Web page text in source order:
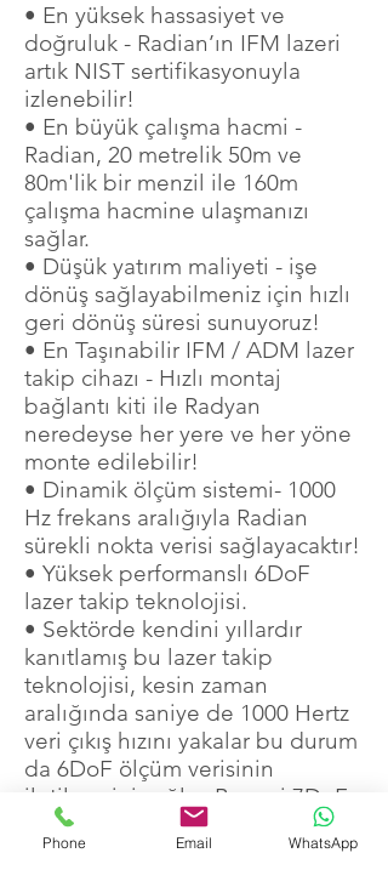
• En yüksek hassasiyet ve
doğruluk - Radian’ın IFM lazeri
artık NIST sertifikasyonuyla
izlenebilir!
• En büyük çalışma hacmi -
Radian, 20 metrelik 50m ve
80m'lik bir menzil ile 160m
çalışma hacmine ulaşmanızı
sağlar.
• Düşük yatırım maliyeti - işe
dönüş sağlayabilmeniz için hızlı
geri dönüş süresi sunuyoruz!
• En Taşınabilir IFM / ADM lazer
takip cihazı - Hızlı montaj
bağlantı kiti ile Radyan
neredeyse her yere ve her yöne
monte edilebilir!
• Dinamik ölçüm sistemi- 1000
Hz frekans aralığıyla Radian
sürekli nokta verisi sağlayacaktır!
• Yüksek performanslı 6DoF
lazer takip teknolojisi.
• Sektörde kendini yıllardır
kanıtlamış bu lazer takip
teknolojisi, kesin zaman
aralığında saniye de 1000 Hertz
veri çıkış hızını yakalar bu durum
da 6DoF ölçüm verisinin
iletilmesini sağlar. Bu veri 7DoF
ölçü verisi olarak ta anılır ve
dinamik robotik kurulumlarında
Phone Email WhatsApp